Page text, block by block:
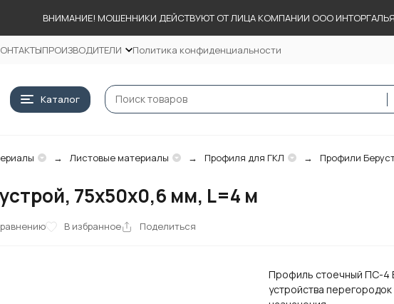
ВНИМАНИЕ! МОШЕННИКИ ДЕЙСТВУЮТ ОТ ЛИЦА КОМПАНИИ ООО
ПРОИЗВОДИТЕЛИ Политика конфиденциальности
Каталог
Листовые материалы Профиля для ГКЛ Профили
75х50х0,6 мм, L=4 м
В избранное Поделиться
Профиль стоечный ПС-4
устройства